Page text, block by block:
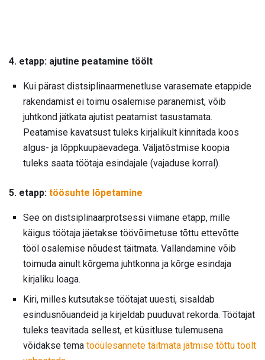
4. etapp: ajutine peatamine töölt
Kui pärast distsiplinaarmenetluse varasemate etappide
rakendamist ei toimu osalemise paranemist, võib
juhtkond jätkata ajutist peatamist tasustamata.
Peatamise kavatsust tuleks kirjalikult kinnitada koos
algus- ja lõppkuupäevadega. Väljatõstmise koopia
tuleks saata töötaja esindajale (vajaduse korral).
5. etapp: töösuhte lõpetamine
See on distsiplinaarprotsessi viimane etapp, mille
käigus töötaja jäetakse töövõimetuse tõttu ettevõtte
tööl osalemise nõudest täitmata. Vallandamine võib
toimuda ainult kõrgema juhtkonna ja kõrge esindaja
kirjaliku loaga.
Kiri, milles kutsutakse töötajat uuesti, sisaldab
esindusnõuandeid ja kirjeldab puuduvat rekorda. Töötajat
tuleks teavitada sellest, et küsitluse tulemusena
võidakse tema tööülesannete täitmata jätmise tõttu töölt